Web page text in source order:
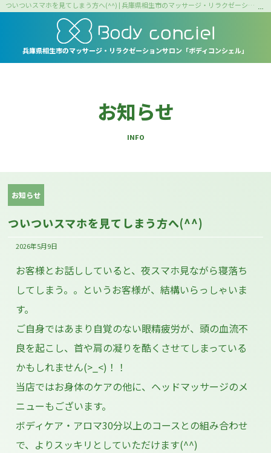
ついついスマホを見てしまう方へ(^^) | 兵庫県相生市のマッサージ・リラクゼーションサロン｜ボディコンシェル
兵庫県相生市のマッサージ・リラクゼーションサロン 「ボディコンシェル」
お知らせ
INFO
お知らせ
ついついスマホを見てしまう方へ(^^)
2026年5月9日
お客様とお話ししていると、夜スマホ見ながら寝落ち
してしまう。。というお客様が、結構いらっしゃいま
す。
ご自身ではあまり自覚のない眼精疲労が、頭の血流不
良を起こし、首や肩の凝りを酷くさせてしまっている
かもしれません(>_<)！！
当店ではお身体のケアの他に、ヘッドマッサージのメ
ニューもございます。
ボディケア・アロマ30分以上のコースとの組み合わせ
で、よりスッキリとしていただけます(^^)